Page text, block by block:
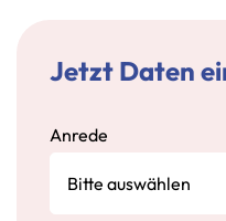
Jetzt Daten
Anrede